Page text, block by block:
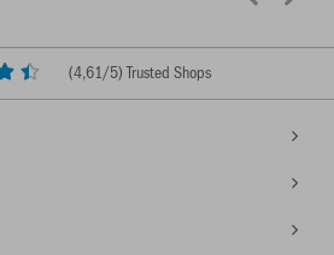
(4,61/5) Trusted Shops